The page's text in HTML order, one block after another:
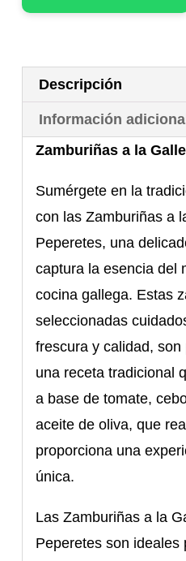
cantidad
Descripción
Información adicional
Zamburiñas a la
Sumérgete en la
con las Zamburiñas a
Peperetes, una
captura la esencia del
cocina gallega. Estas
seleccionadas
frescura y calidad,
una receta tradicional
a base de tomate,
aceite de oliva, que
proporciona una
única.
Las Zamburiñas a la
Peperetes son ideales